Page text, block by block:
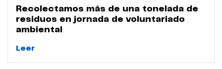
Recolectamos más de una tonelada de
residuos en jornada de voluntariado
ambiental
Leer